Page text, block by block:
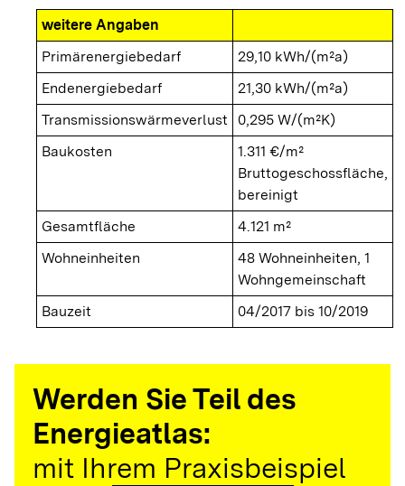
weitere Angaben
Primärenergiebedarf
29,10 kWh/(m²a)
Endenergiebedarf
21,30 kWh/(m²a)
Transmissionswärmeverlust
0,295 W/(m²K)
Baukosten
1.311 €/m²
Bruttogeschossfläche,
bereinigt
Gesamtfläche
4.121 m²
Wohneinheiten
48 Wohneinheiten, 1
Wohngemeinschaft
Bauzeit
04/2017 bis 10/2019
Werden Sie Teil des
Energieatlas:
mit Ihrem Praxisbeispiel